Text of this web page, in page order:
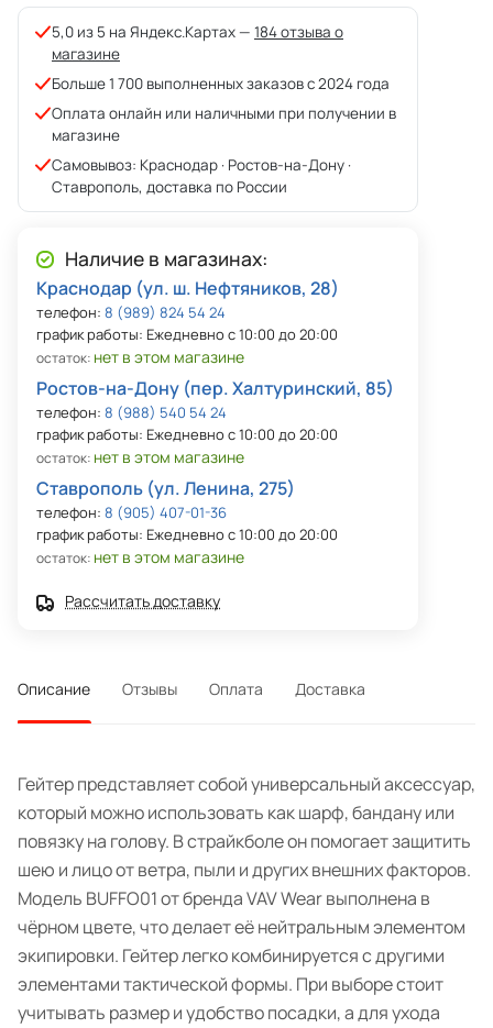
5,0 из 5 на Яндекс.Картах — 184 отзыва о
магазине
Больше 1 700 выполненных заказов с 2024 года
Оплата онлайн или наличными при получении в
магазине
Самовывоз: Краснодар · Ростов-на-Дону ·
Ставрополь, доставка по России
Наличие в магазинах:
Краснодар (ул. ш. Нефтяников, 28)
телефон: 8 (989) 824 54 24
график работы: Ежедневно с 10:00 до 20:00
остаток: нет в этом магазине
Ростов-на-Дону (пер. Халтуринский, 85)
телефон: 8 (988) 540 54 24
график работы: Ежедневно с 10:00 до 20:00
остаток: нет в этом магазине
Ставрополь (ул. Ленина, 275)
телефон: 8 (905) 407-01-36
график работы: Ежедневно с 10:00 до 20:00
остаток: нет в этом магазине
Рассчитать доставку
Описание Отзывы Оплата Доставка
Гейтер представляет собой универсальный аксессуар,
который можно использовать как шарф, бандану или
повязку на голову. В страйкболе он помогает защитить
шею и лицо от ветра, пыли и других внешних факторов.
Модель BUFFO01 от бренда VAV Wear выполнена в
чёрном цвете, что делает её нейтральным элементом
экипировки. Гейтер легко комбинируется с другими
элементами тактической формы. При выборе стоит
учитывать размер и удобство посадки, а для ухода